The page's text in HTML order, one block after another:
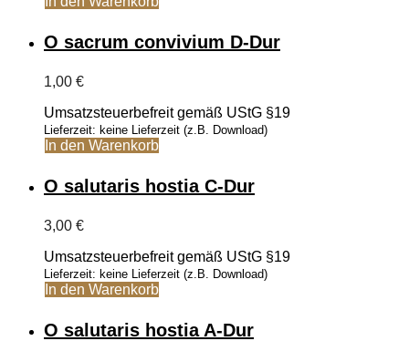
O sacrum convivium D-Dur
1,00 €
Umsatzsteuerbefreit gemäß UStG §19
Lieferzeit: keine Lieferzeit (z.B. Download)
In den Warenkorb
O salutaris hostia C-Dur
3,00 €
Umsatzsteuerbefreit gemäß UStG §19
Lieferzeit: keine Lieferzeit (z.B. Download)
In den Warenkorb
O salutaris hostia A-Dur